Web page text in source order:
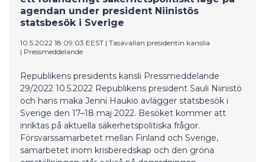
luottamusta talouteen. Investointien houkuttelun
kannalta on tärkeää, että Natoon liittyminen vaikuttaa
myös myönteisesti maariskiin”. ”Nyt kanna
agendan under president Niinistös
statsbesök i Sverige
10.5.2022 18:09:03 EEST | Tasavallan presidentin kanslia
| Pressmeddelande
Republikens presidents kansli Pressmeddelande
29/2022 10.5.2022 Republikens president Sauli Niinistö
och hans maka Jenni Haukio avlägger statsbesök i
Sverige den 17–18 maj 2022. Besöket kommer att
inriktas på aktuella säkerhetspolitiska frågor.
Försvarssamarbetet mellan Finland och Sverige,
samarbetet inom krisberedskap och den gröna